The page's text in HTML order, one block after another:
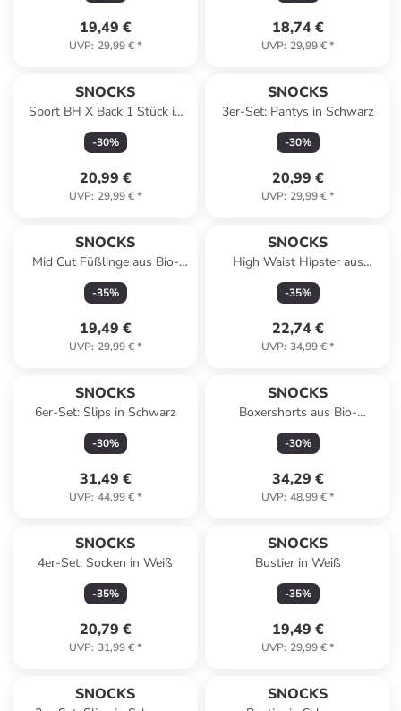
19,49 €
UVP: 29,99 €*
18,74 €
UVP: 29,99 €*
SNOCKS
Sport BH X Back 1 Stück in
Schwarz
-30%
20,99 €
UVP: 29,99 €*
SNOCKS
3er-Set: Pantys in Schwarz
-30%
20,99 €
UVP: 29,99 €*
SNOCKS
Mid Cut Füßlinge aus Bio-
Baumwolle 6 Paar in Weiß
-35%
19,49 €
UVP: 29,99 €*
SNOCKS
High Waist Hipster aus
Mikrofaser 3 Stück in Schwarz
-35%
22,74 €
UVP: 34,99 €*
SNOCKS
6er-Set: Slips in Schwarz
-30%
31,49 €
UVP: 44,99 €*
SNOCKS
Boxershorts aus Bio-
Baumwolle 6 Stück in Blau
-30%
34,29 €
UVP: 48,99 €*
SNOCKS
4er-Set: Socken in Weiß
-35%
20,79 €
UVP: 31,99 €*
SNOCKS
Bustier in Weiß
-35%
19,49 €
UVP: 29,99 €*
SNOCKS SNOCKS